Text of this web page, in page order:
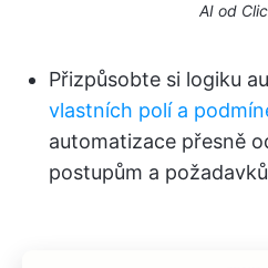
AI od
Přizpůsobte si logiku
vlastních polí a
automatizace přesně
postupům a